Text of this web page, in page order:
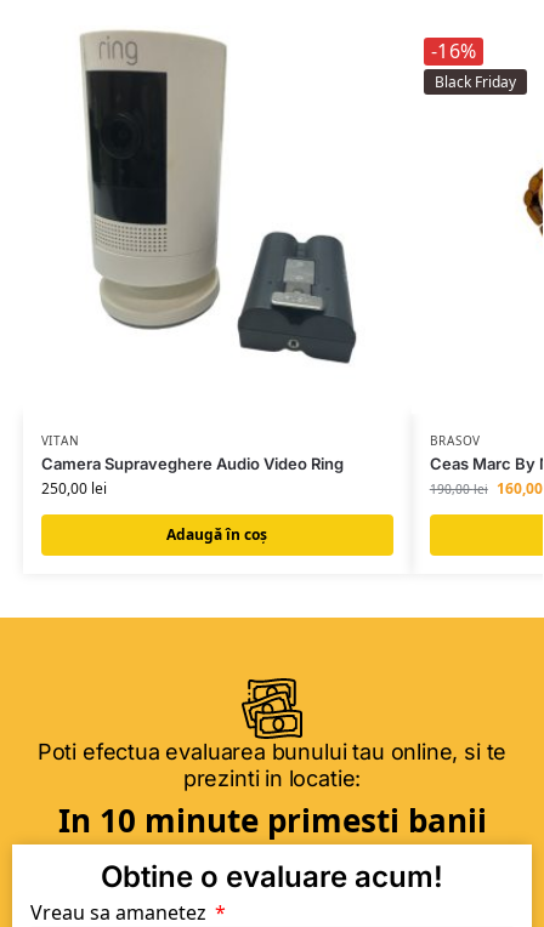
VITAN
Camera Supraveghere Audio Video Ring
250,00 lei
Adaugă în coș
-16%
Black Friday
BRASOV
Ceas Marc By
190,00lei
Poti efectua evaluarea bunului tau online, si te
prezinti in locatie:
In 10 minute primesti banii
Obtine o evaluare acum!
Vreau sa amanetez